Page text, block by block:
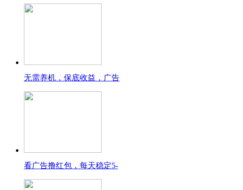
无需养机，保底收益，广告
看广告撸红包，每天稳定5-